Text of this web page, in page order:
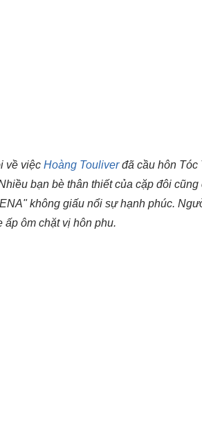
về việc Hoàng Touliverđã cầu hôn Tóc
bạn bè thân thiết của cặp đôi
không giấu nổi sự hạnh phúc.
ấp ôm chặt vị hôn phu.